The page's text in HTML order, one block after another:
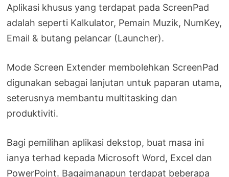
Aplikasi khusus yang terdapat pada ScreenPad
adalah seperti Kalkulator, Pemain Muzik, NumKey,
Email & butang pelancar (Launcher).
Mode Screen Extender membolehkan ScreenPad
digunakan sebagai lanjutan untuk paparan utama,
seterusnya membantu multitasking dan
produktiviti.
Bagi pemilihan aplikasi dekstop, buat masa ini
ianya terhad kepada Microsoft Word, Excel dan
PowerPoint. Bagaimanapun terdapat beberapa